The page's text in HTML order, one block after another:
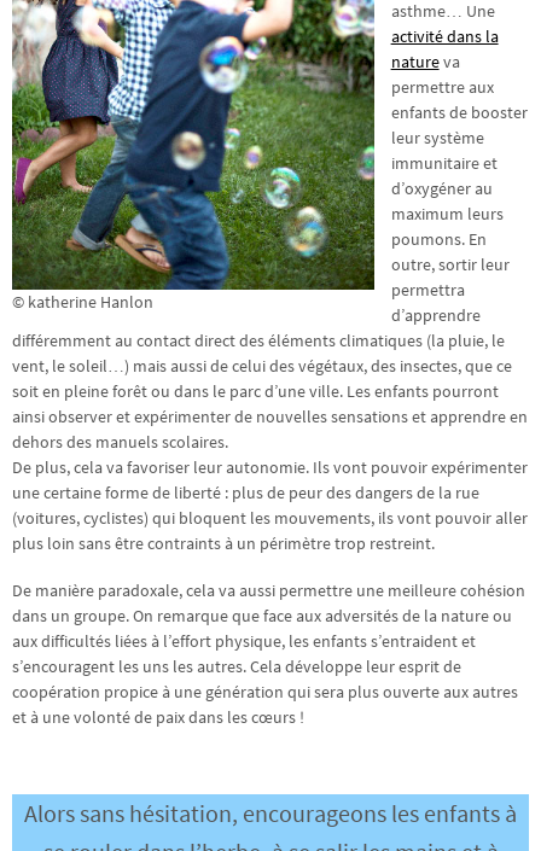
© katherine Hanlon
asthme… Une
activité dans la
natureva
permettre aux
enfants de booster
leur système
immunitaire et
d’oxygéner au
maximum leurs
poumons. En
outre, sortir leur
permettra
d’apprendre
différemment au contact direct des éléments climatiques (la pluie, le
vent, le soleil…) mais aussi de celui des végétaux, des insectes, que ce
soit en pleine forêt ou dans le parc d’une ville. Les enfants pourront
ainsi observer et expérimenter de nouvelles sensations et apprendre en
dehors des manuels scolaires.
De plus, cela va favoriser leur autonomie. Ils vont pouvoir expérimenter
une certaine forme de liberté : plus de peur des dangers de la rue
(voitures, cyclistes) qui bloquent les mouvements, ils vont pouvoir aller
plus loin sans être contraints à un périmètre trop restreint.
De manière paradoxale, cela va aussi permettre une meilleure cohésion
dans un groupe. On remarque que face aux adversités de la nature ou
aux difficultés liées à l’effort physique, les enfants s’entraident et
s’encouragent les uns les autres. Cela développe leur esprit de
coopération propice à une génération qui sera plus ouverte aux autres
et à une volonté de paix dans les cœurs !
Alors sans hésitation, encourageons les enfants à